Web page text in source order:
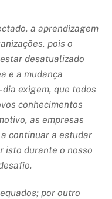
a aprendizagem
pois o
desatualizado
e a mudança
exigem, que todos
conhecimentos
as empresas
continuar a estudar
isto durante o nosso
por outro